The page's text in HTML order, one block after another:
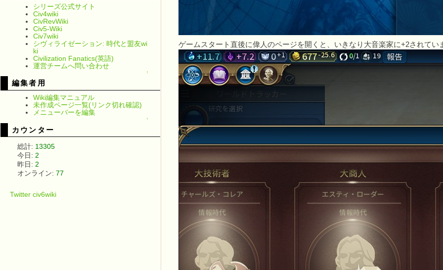
シリーズ公式サイト
Civ4wiki
CivRevWiki
Civ5-Wiki
Civ7wiki
シヴィライゼーション: 時代と盟友wi
ki
Civilization Fanatics(英語)
運営チームへ問い合わせ
↑
編集者用
Wiki編集マニュアル
未作成ページ一覧(リンク切れ確認)
メニューバーを編集
↑
カウンター
総計: 13305
今日: 2
昨日: 2
オンライン: 77
Twitter civ6wiki
ゲームスタート直後に偉人のページを開くと、いきなり大音楽家に+2されてい